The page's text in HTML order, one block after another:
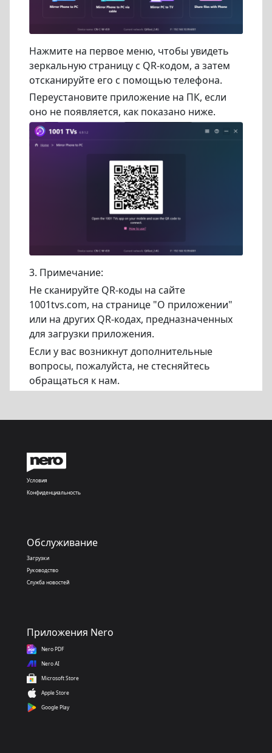
Нажмите на первое меню, чтобы увидеть
зеркальную страницу с QR-кодом, а затем
отсканируйте его с помощью телефона.
Переустановите приложение на ПК, если
оно не появляется, как показано ниже.
3. Примечание:
Не сканируйте QR-коды на сайте
1001tvs.com, на странице "О приложении"
или на других QR-кодах, предназначенных
для загрузки приложения.
Если у вас возникнут дополнительные
вопросы, пожалуйста, не стесняйтесь
обращаться к нам.
Условия
Конфиденциальность
Обслуживание
Загрузки
Руководство
Служба новостей
Приложения Nero
Nero PDF
Nero AI
Microsoft Store
Apple Store
Google Play